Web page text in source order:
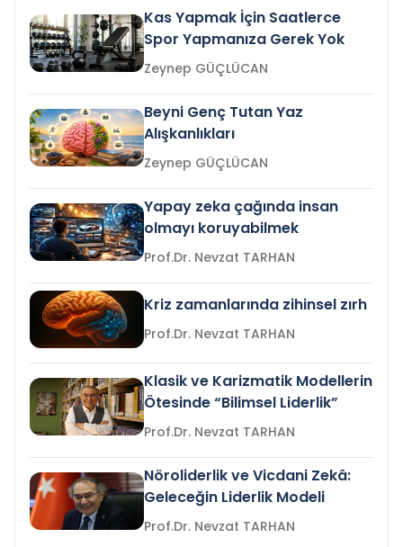
Kas Yapmak İçin Saatlerce
Spor Yapmanıza Gerek Yok
Zeynep GÜÇLÜCAN
Beyni Genç Tutan Yaz
Alışkanlıkları
Zeynep GÜÇLÜCAN
Yapay zeka çağında insan
olmayı koruyabilmek
Prof.Dr. Nevzat TARHAN
Kriz zamanlarında zihinsel zırh
Prof.Dr. Nevzat TARHAN
Klasik ve Karizmatik Modellerin
Ötesinde “Bilimsel Liderlik”
Prof.Dr. Nevzat TARHAN
Nöroliderlik ve Vicdani Zekâ:
Geleceğin Liderlik Modeli
Prof.Dr. Nevzat TARHAN